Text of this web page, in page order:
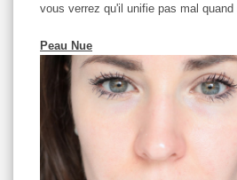
vous verrez qu'il unifie pas mal quand
Peau Nue